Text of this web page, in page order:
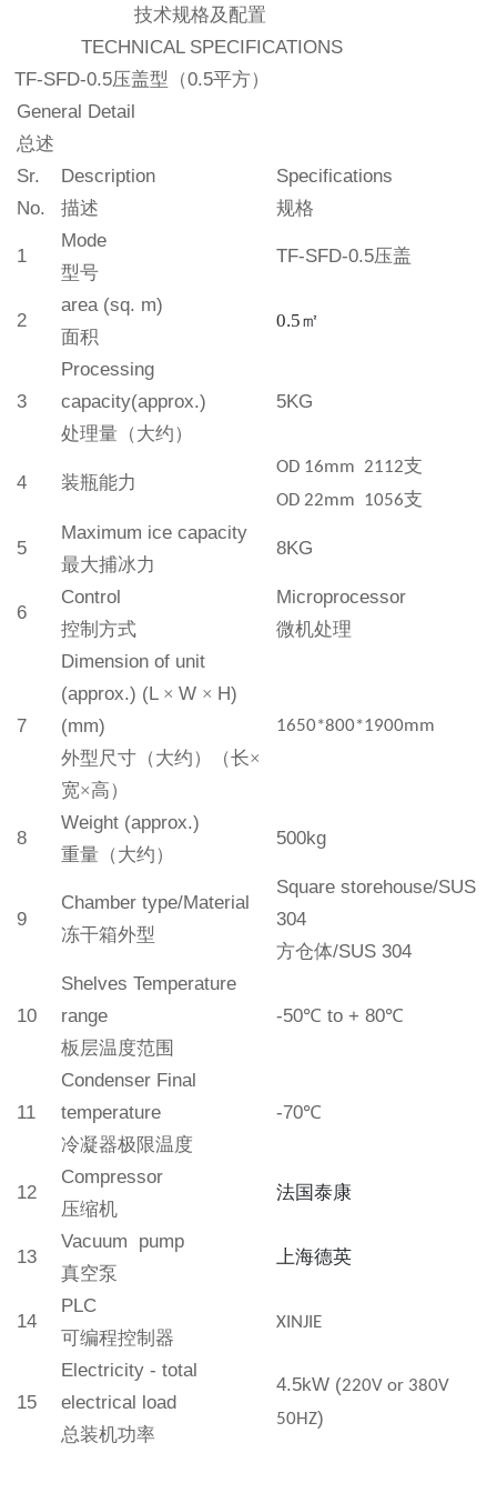
技术规格及配置
TECHNICAL SPECIFICATIONS
TF-SFD-0.5压盖型 （0.5平方）
General Detail
总述
Sr.
No.
Description
描述
Specifications
规格
1
Mode
型号
TF-SFD-0.5压盖
2
area (sq. m)
面积
0.5㎡
3
Processing
capacity(approx.)
处理量（大约）
5KG
4 装瓶能力
OD 16mm 2112支
OD 22mm 1056支
5
Maximum ice capacity
最大捕冰力
8KG
6
Control
控制方式
Microprocessor
微机处理
7
Dimension of unit
(approx.) (L ×W × H)
(mm)
外型尺寸（大约）（长×
宽×高）
1650*800*1900mm
8
Weight (approx.)
重量（大约）
500kg
9
Chamber type/Material
冻干箱外型
Square storehouse/SUS
304
方仓体/SUS 304
10
Shelves Temperature
range
板层温度范围
-50℃ to +80℃
11
Condenser Final
temperature
冷凝器极限温度
-70℃
12
Compressor
压缩机
法国泰康
13
Vacuum pump
真空泵
上海德英
14
PLC
可编程控制器
XINJIE
15
Electricity - total
electrical load
总装机功率
4.5kW (220V or 380V
50HZ)